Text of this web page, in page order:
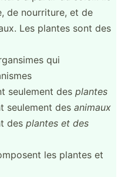
de nourri­ture, et de
Les plantes sont des
qui
seulement des plantes
seulement des animaux
des plantes et des
les plantes et